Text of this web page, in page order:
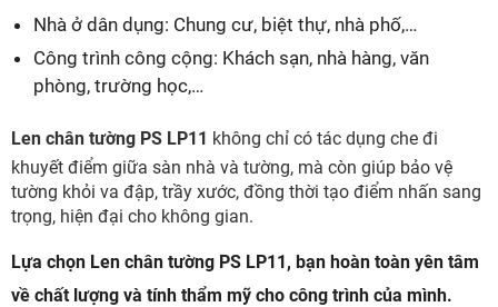
Nhà ở dân dụng: Chung cư, biệt thự, nhà phố,…
Công trình công cộng: Khách sạn, nhà hàng, văn
phòng, trường học,…
Len chân tường PS LP11 không chỉ có tác dụng che đi
khuyết điểm giữa sàn nhà và tường, mà còn giúp bảo vệ
tường khỏi va đập, trầy xước, đồng thời tạo điểm nhấn sang
trọng, hiện đại cho không gian.
Lựa chọn Len chân tường PS LP11, bạn hoàn toàn yên tâm
về chất lượng và tính thẩm mỹ cho công trình của mình.